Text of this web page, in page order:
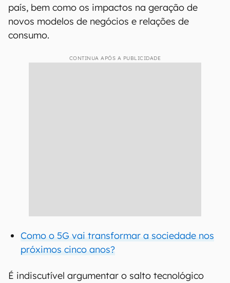
país, bem como os impactos na geração de
novos modelos de negócios e relações de
consumo.
CONTINUA APÓS A PUBLICIDADE
Como o 5G vai transformar a sociedade nos
próximos cinco anos?
É indiscutível argumentar o salto tecnológico